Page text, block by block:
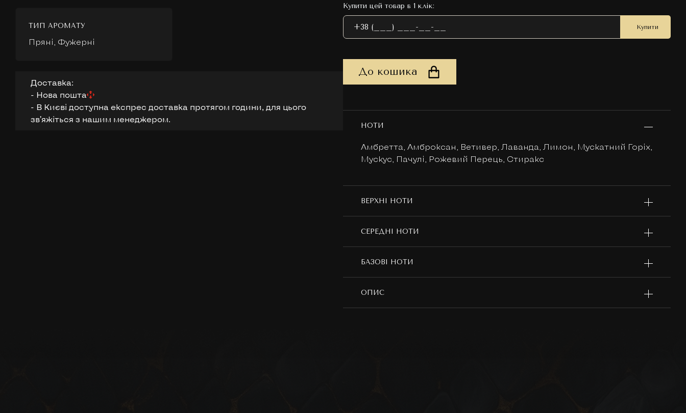
ТИП АРОМАТУ
Пряні, Фужерні
Доставка:
- Нова пошта
- В Києві доступна експрес доставка протягом години, для цього
звʼяжіться з нашим менеджером.
Купити цей товар в 1 клік:
Купити
До кошика
НОТИ
Амбретта, Амброксан, Ветивер, Лаванда, Лимон, Мускатний Горіх,
Мускус, Пачулі, Рожевий Перець, Стиракс
ВЕРХНІ НОТИ
СЕРЕДНІ НОТИ
БАЗОВІ НОТИ
ОПИС